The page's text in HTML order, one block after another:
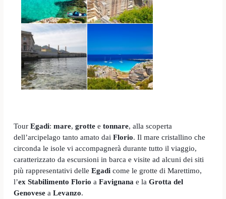
TourEgadi:mare,grotte etonnare, alla scoperta
dell’arcipelago tanto amato daiFlorio. Il mare cristallino che
circonda le isole vi accompagnerà durante tutto il viaggio,
caratterizzato da escursioni in barca e visite ad alcuni dei siti
più rappresentativi delleEgadi come le grotte di Marettimo,
l’ex Stabilimento FlorioaFavignana e laGrotta del
GenoveseaLevanzo.